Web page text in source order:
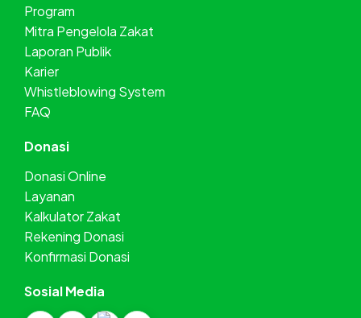
Program
Mitra Pengelola Zakat
Laporan Publik
Karier
Whistleblowing System
FAQ
Donasi
Donasi Online
Layanan
Kalkulator Zakat
Rekening Donasi
Konfirmasi Donasi
Sosial Media